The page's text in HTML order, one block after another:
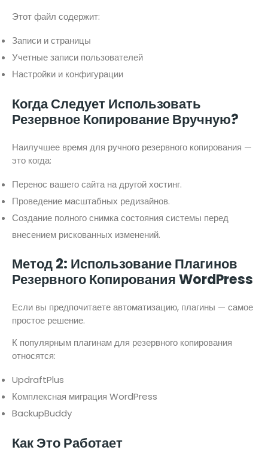
Этот файл содержит:
Записи и страницы
Учетные записи пользователей
Настройки и конфигурации
Когда Следует Использовать
Резервное Копирование Вручную?
Наилучшее время для ручного резервного копирования —
это когда:
Перенос вашего сайта на другой хостинг.
Проведение масштабных редизайнов.
Создание полного снимка состояния системы перед
внесением рискованных изменений.
Метод 2: Использование Плагинов
Резервного Копирования WordPress
Если вы предпочитаете автоматизацию, плагины — самое
простое решение.
К популярным плагинам для резервного копирования
относятся:
UpdraftPlus
Комплексная миграция WordPress
BackupBuddy
Как Это Работает